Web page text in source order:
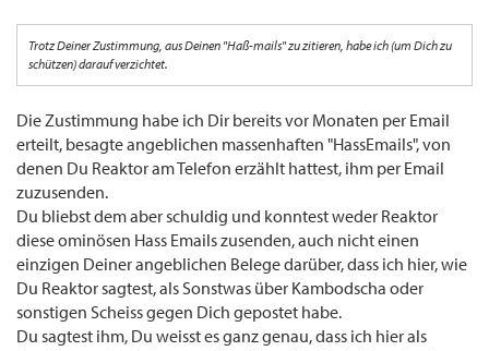
Trotz Deiner Zustimmung, aus Deinen "Haß-mails" zu zitieren, habe ich (um Dich zu
schützen) darauf verzichtet.
Die Zustimmung habe ich Dir bereits vor Monaten per Email
erteilt, besagte angeblichen massenhaften "HassEmails", von
denen Du Reaktor am Telefon erzählt hattest, ihm per Email
zuzusenden.
Du bliebst dem aber schuldig und konntest weder Reaktor
diese ominösen Hass Emails zusenden, auch nicht einen
einzigen Deiner angeblichen Belege darüber, dass ich hier, wie
Du Reaktor sagtest, als Sonstwas über Kambodscha oder
sonstigen Scheiss gegen Dich gepostet habe.
Du sagtest ihm, Du weisst es ganz genau, dass ich hier als